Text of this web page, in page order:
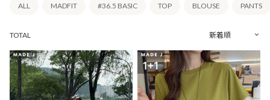
ALL MADFIT #36.5 BASIC TOP BLOUSE PANTS
TOTAL